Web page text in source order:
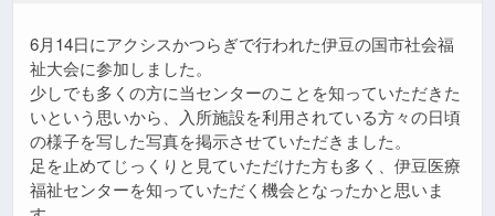
6月14日にアクシスかつらぎで行われた伊豆の国市社会福
祉大会に参加しました。
少しでも多くの方に当センターのことを知っていただきた
いという思いから、入所施設を利用されている方々の日頃
の様子を写した写真を掲示させていただきました。
足を止めてじっくりと見ていただけた方も多く、伊豆医療
福祉センターを知っていただく機会となったかと思いま